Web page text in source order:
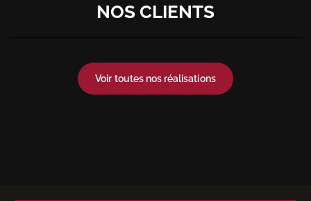
NOS CLIENTS
Voir toutes nos réalisations